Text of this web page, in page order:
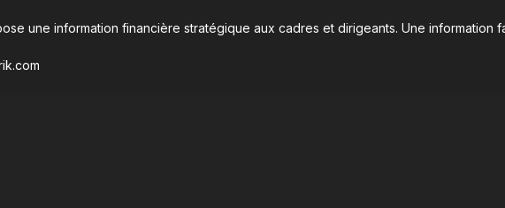
une information financière stratégique aux cadres et dirigeants. Une information